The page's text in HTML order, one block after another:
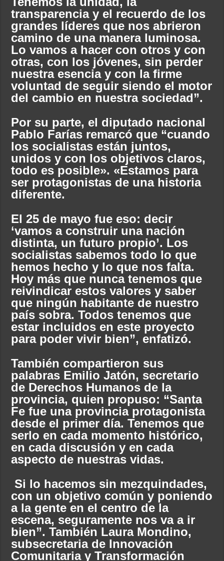
transparencia y el recuerdo de los
grandes líderes que nos abrieron
camino de una manera luminosa.
Lo vamos a hacer con otros y con
otras, con los jóvenes, sin perder
nuestra esencia y con la firme
voluntad de seguir siendo el motor
del cambio en nuestra sociedad”.
Por su parte, el diputado nacional
Pablo Farías remarcó que “cuando
los socialistas están juntos,
unidos y con los objetivos claros,
todo es posible». «Estamos para
ser protagonistas de una historia
diferente.
El 25 de mayo fue eso: decir
‘vamos a construir una nación
distinta, un futuro propio’. Los
socialistas sabemos todo lo que
hemos hecho y lo que nos falta.
Hoy más que nunca tenemos que
reivindicar estos valores y saber
que ningún habitante de nuestro
país sobra. Todos tenemos que
estar incluidos en este proyecto
para poder vivir bien”, enfatizó.
También compartieron sus
palabras Emilio Jatón, secretario
de Derechos Humanos de la
provincia, quien propuso: “Santa
Fe fue una provincia protagonista
desde el primer día. Tenemos que
serlo en cada momento histórico,
en cada discusión y en cada
aspecto de nuestras vidas.
Si lo hacemos sin mezquindades,
con un objetivo común y poniendo
a la gente en el centro de la
escena, seguramente nos va a ir
bien”. También Laura Mondino,
subsecretaria de Innovación
Comunitaria y Transformación